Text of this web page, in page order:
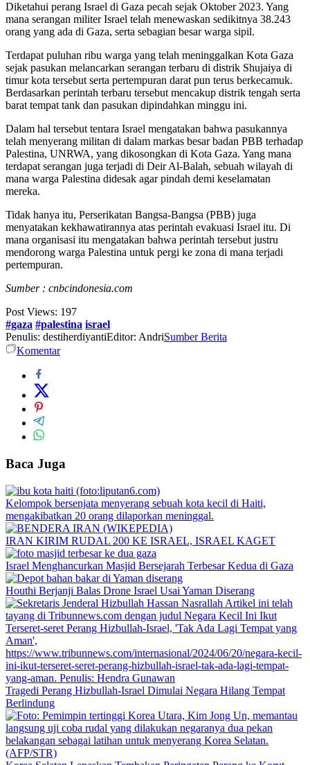
Diketahui perang Israel di Gaza pecah sejak Oktober 2023. Yang
mana serangan militer Israel telah menewaskan sedikitnya 38.243
orang yang ada di Gaza, serta sebagian besar warga sipil.
Terdapat puluhan ribu warga yang telah meninggalkan Kota Gaza
sejak pasukan melancarkan serangan terbaru di distrik Shujaiya di
timur kota tersebut serta pertempuran darat pun terus berkecamuk.
Berdasarkan perintah terbaru tersebut mencakup distrik tengah serta
barat tempat tank dan pasukan dipindahkan minggu ini.
Dalam hal tersebut tentara Israel mengatakan bahwa pasukannya
telah menyerang militan di dalam markas besar badan PBB terhadap
Palestina, UNRWA, yang dikosongkan di Kota Gaza. Yang mana
terdapat serangan juga terjadi di Deir Al-Balah, sebuah wilayah di
mana warga Palestina didesak agar pindah demi keselamatan
mereka.
Tidak hanya itu, Perserikatan Bangsa-Bangsa (PBB) juga
menyatakan kekhawatirannya atas perintah evakuasi Israel itu. Di
mana organisasi itu mengatakan bahwa perintah tersebut justru
mendorong warga Palestina untuk pergi ke zona di mana terjadi
pertempuran.
Sumber : cnbcindonesia.com
Post Views: 197
#gaza #palestina israel
Penulis: destiherdiyantiEditor: AndriSumber Berita
Komentar
Baca Juga
Kelompok bersenjata menyerang sebuah kota kecil di Haiti,
mengakibatkan 20 orang dilaporkan meninggal.
IRAN KIRIM RUDAL 200 KE ISRAEL, ISRAEL KAGET
Israel Menghancurkan Masjid Bersejarah Terbesar Kedua di Gaza
Houthi Berjanji Balas Drone Israel Usai Yaman Diserang
Tragedi Perang Hizbullah-Israel Dimulai Negara Hilang Tempat
Berlindung